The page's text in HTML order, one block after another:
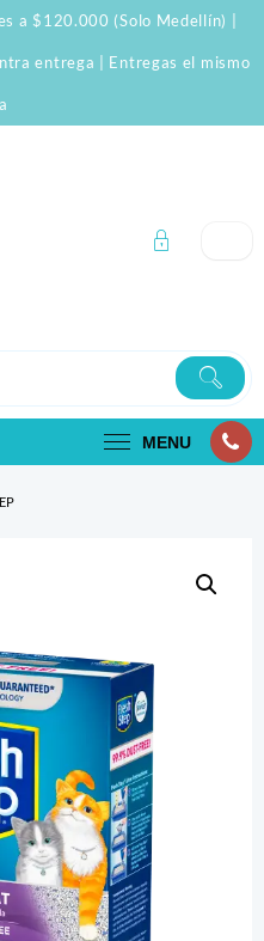
a $120.000 (Solo Medellín) |
entrega | Entregas el mismo
MENU